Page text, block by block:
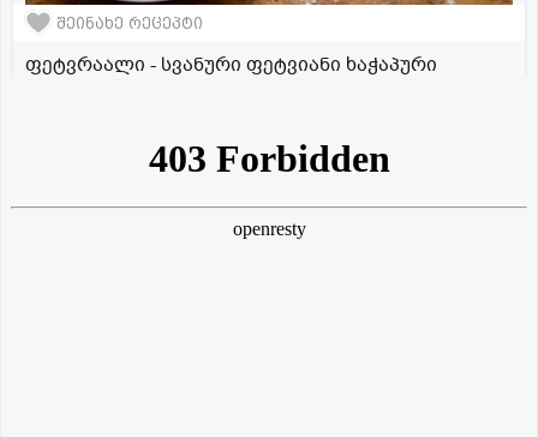
შეინახე რეცეპტი
ფეტვრაალი - სვანური ფეტვიანი ხაჭაპური